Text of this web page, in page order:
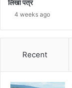
लिखा पत्र
4 weeks ago
Recent